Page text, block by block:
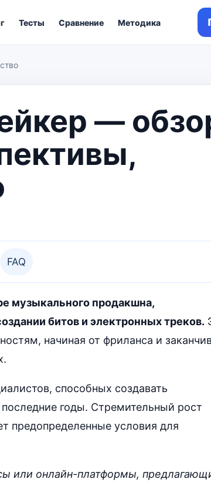
Тесты Сравнение Методика
—
FAQ
музыкального продакшна,
битов и электронных треков.
начиная от фриланса и
способных создавать
годы. Стремительный рост
предопределенные условия для
или онлайн-платформы,